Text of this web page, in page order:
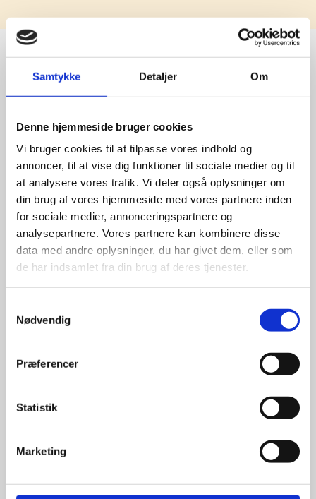
Samtykke Detaljer Om
Denne hjemmeside bruger cookies
Vi bruger cookies til at tilpasse vores indhold og
annoncer, til at vise dig funktioner til sociale medier og til
at analysere vores trafik. Vi deler også oplysninger om
din brug af vores hjemmeside med vores partnere inden
for sociale medier, annonceringspartnere og
analysepartnere. Vores partnere kan kombinere disse
data med andre oplysninger, du har givet dem, eller som
de har indsamlet fra din brug af deres tjenester.
Nødvendig
Præferencer
Statistik
Marketing
Stærke
leverandører
giver større
udvalg
For at sikre høj kvalitet og stor
leveringssikkerhed samarbejder vi
med de største og mest
anerkendte leverandører inden for
idé til et konkret produkt, eller et